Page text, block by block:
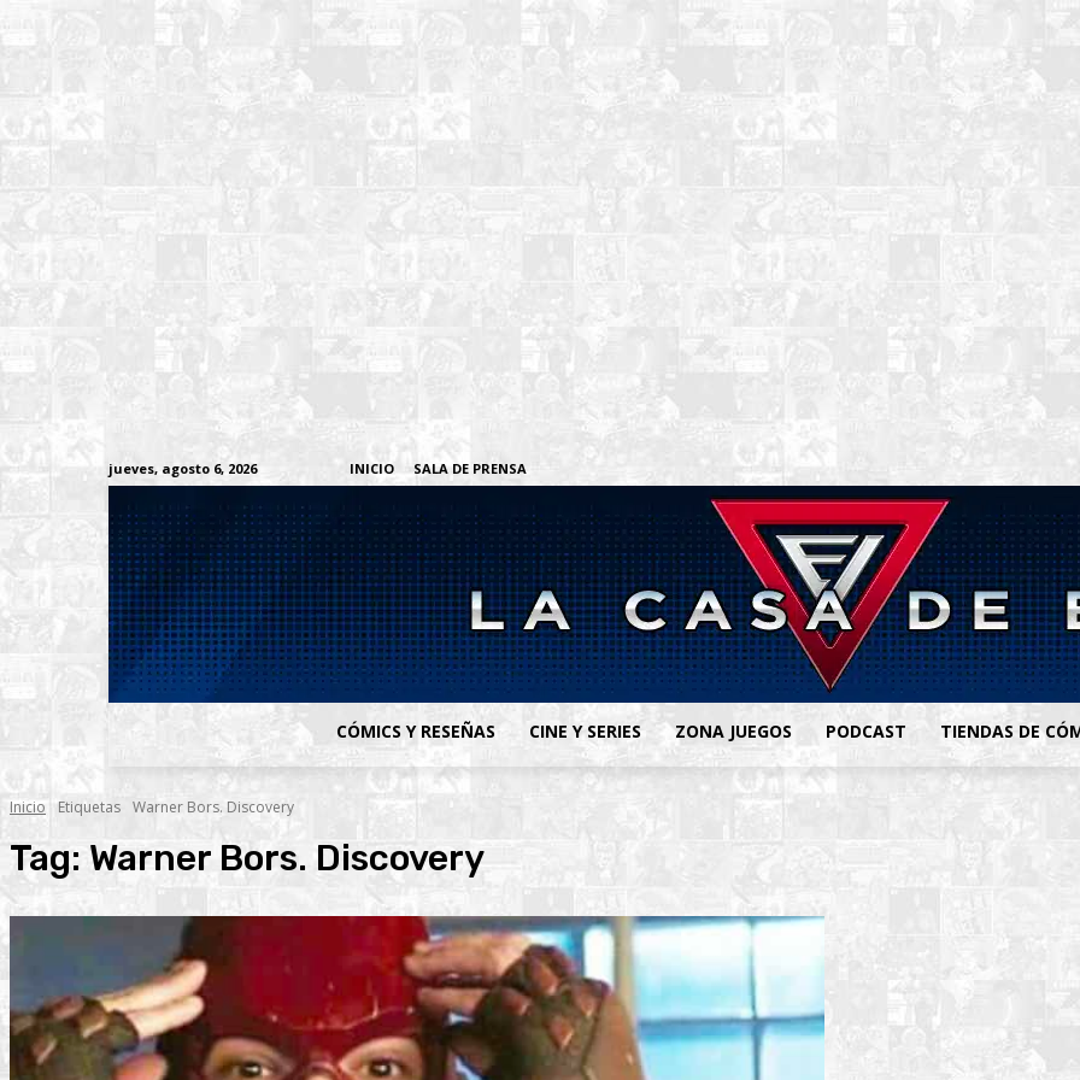
jueves, agosto 6, 2026 INICIO SALA DE PRENSA
CÓMICS Y RESEÑAS CINE Y SERIES ZONA JUEGOS PODCAST TIENDAS DE
Inicio Etiquetas Warner Bors. Discovery
Tag: Warner Bors. Discovery